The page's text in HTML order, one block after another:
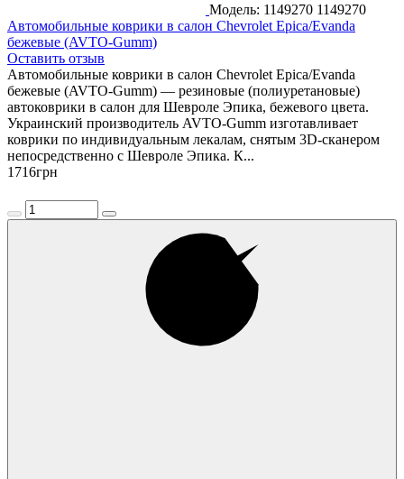
Модель: 1149270 1149270
Автомобильные коврики в салон Chevrolet Epica/Evanda
бежевые (AVTO-Gumm)
Оставить отзыв
Автомобильные коврики в салон Chevrolet Epica/Evanda
бежевые (AVTO-Gumm) — резиновые (полиуретановые)
автоковрики в салон для Шевроле Эпика, бежевого цвета.
Украинский производитель AVTO-Gumm изготавливает
коврики по индивидуальным лекалам, снятым 3D-сканером
непосредственно с Шевроле Эпика. К...
1716грн